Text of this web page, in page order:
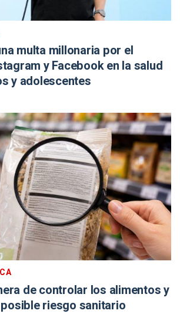
multa millonaria por el
y Facebook en la salud
y adolescentes
de controlar los alimentos y
riesgo sanitario